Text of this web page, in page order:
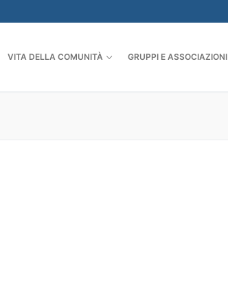
VITA DELLA COMUNITÀ GRUPPI E ASSOCIAZIONI